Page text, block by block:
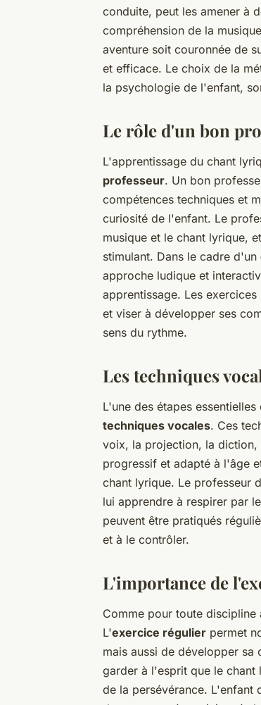
conduite, peut les amener à
compréhension de la
aventure soit couronnée de
et efficace. Le choix de la
la psychologie de l'enfant,
Le rôle d'un bon
L'apprentissage du chant
professeur. Un bon
compétences techniques et
curiosité de l'enfant. Le
musique et le chant lyrique,
stimulant. Dans le cadre d'un
approche ludique et
apprentissage. Les
et viser à développer ses
sens du rythme.
Les techniques
L'une des étapes
techniques vocales. Ces
voix, la projection, la
progressif et adapté à l'âge
chant lyrique. Le professeur
lui apprendre à respirer par
peuvent être pratiqués
et à le contrôler.
L'importance de
Comme pour toute
L'exercice régulier permet
mais aussi de développer sa
garder à l'esprit que le chant
de la persévérance. L'enfant